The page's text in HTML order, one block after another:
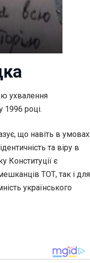
ухвалення
1996 році.
що навіть в умовах
та віру в
Конституції є
ТОТ, так і для
українського